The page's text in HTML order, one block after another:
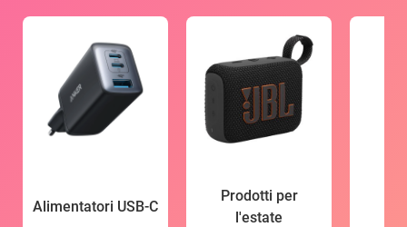
Alimentatori USB-C
Prodotti per
l'estate